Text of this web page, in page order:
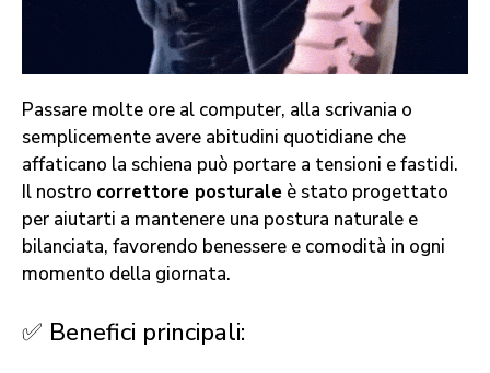
Passare molte ore al computer, alla scrivania o
semplicemente avere abitudini quotidiane che
affaticano la schiena può portare a tensioni e fastidi.
Il nostro correttore posturale è stato progettato
per aiutarti a mantenere una postura naturale e
bilanciata, favorendo benessere e comodità in ogni
momento della giornata.
✅ Benefici principali: